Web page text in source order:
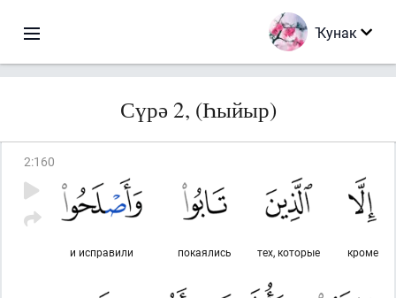
Ҡунак
Сүрә 2, (Һыйыр)
2:160
кроме
тех, которые
покаялись
и исправили